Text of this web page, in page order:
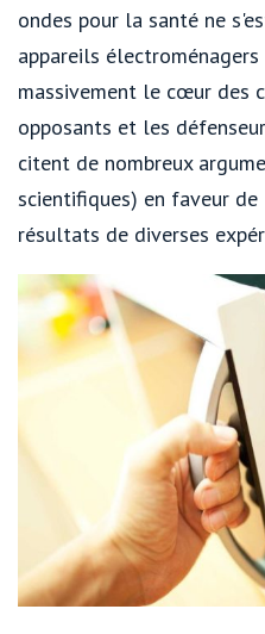
ondes pour la santé ne
appareils
massivement le cœur des
opposants et les
citent de nombreux
scientifiques) en faveur
résultats de diverses